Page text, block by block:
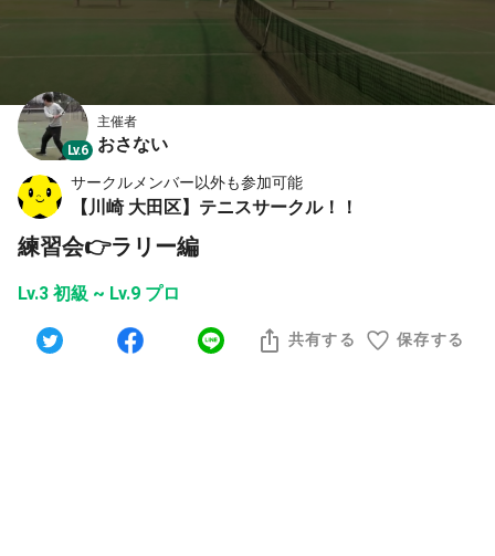
Lv.6
主催者
おさない
サークルメンバー以外も参加可能
【川崎 大田区】テニスサークル！！
練習会👉ラリー編
Lv.3 初級 ~ Lv.9 プロ
共有する 保存する